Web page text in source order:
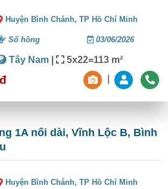
Huyện Bình Chánh,TP Hồ Chí Minh
Sổ hồng 03/06/2026
Tây Nam | 5x22=113 m²
đ
1A nối dài, Vĩnh Lộc B, Bình
Huyện Bình Chánh,TP Hồ Chí Minh